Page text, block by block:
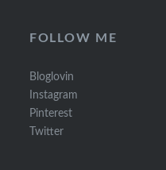
FOLLOW ME
Bloglovin
Instagram
Pinterest
Twitter